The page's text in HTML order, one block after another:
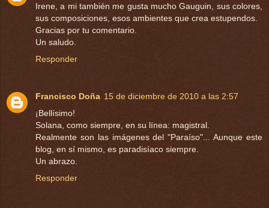
Irene, a mi también me gusta mucho Gauguin, sus colores,
sus composiciones, esos ambientes que crea estupendos.
Gracias por tu comentario.
Un saludo.
Responder
Francisco Doña 15 de diciembre de 2010 a las 2:57
¡Bellísimo!
Solana, como siempre, en su línea: magistral.
Realmente son las imágenes del "Paraíso"... Aunque este
blog, en sí mismo, es paradisíaco siempre.
Un abrazo.
Responder